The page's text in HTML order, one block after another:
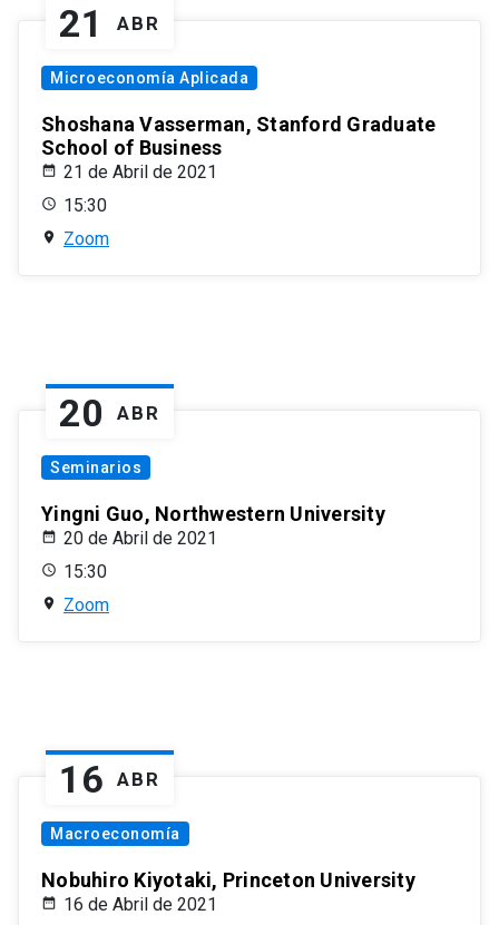
21 ABR
Microeconomía Aplicada
Shoshana Vasserman, Stanford Graduate
School of Business
21 de Abril de 2021
15:30
Zoom
20 ABR
Seminarios
Yingni Guo, Northwestern University
20 de Abril de 2021
15:30
Zoom
16 ABR
Macroeconomía
Nobuhiro Kiyotaki, Princeton University
16 de Abril de 2021